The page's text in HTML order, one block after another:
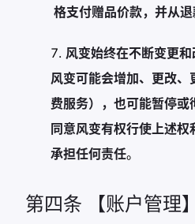
格支付赠品价款，并从退
风变始终在不断变更
风变可能会增加、更改
费服务），也可能暂停
同意风变有权行使上述
承担任何责任。
第四条 【账户管理】